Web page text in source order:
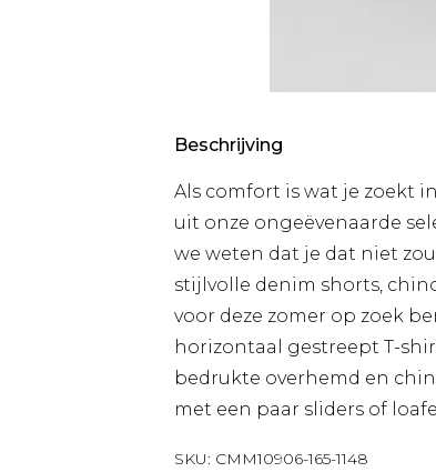
Beschrijving
Als comfort is wat je zoekt
uit onze ongeëvenaarde
we weten dat je dat niet
stijlvolle denim shorts,
voor deze zomer op zoek
horizontaal gestreept T-
bedrukte overhemd en
met een paar sliders of
SKU: CMM10906-165-1148